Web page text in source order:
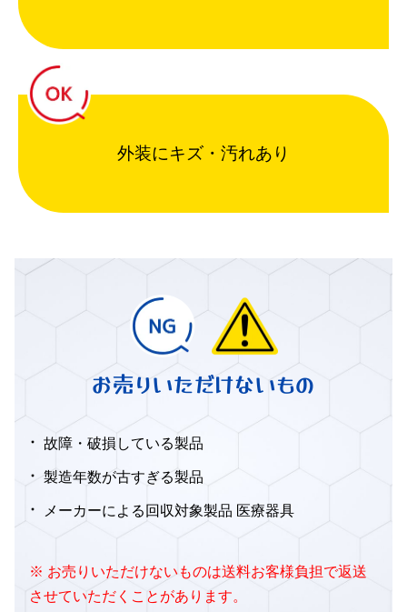
外装にキズ・汚れあり
お売りいただけないもの
故障・破損している製品
製造年数が古すぎる製品
メーカーによる回収対象製品 医療器具
※ お売りいただけないものは送料お客様負担で返送
させていただくことがあります。